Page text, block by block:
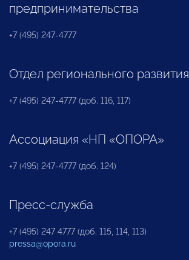
предпринимательства
+7 (495) 247-4777
Отдел регионального развития
+7 (495) 247-4777 (доб. 116, 117)
Ассоциация «НП «ОПОРА»
+7 (495) 247-4777 (доб. 124)
Пресс-служба
+7 (495) 247 4777 (доб. 115, 114, 113)
pressa@opora.ru